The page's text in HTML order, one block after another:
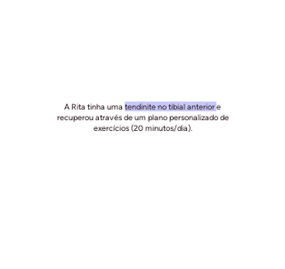
A Rita tinha umatendinite no tibial anteriore
recuperou através de um plano personalizado de
exercícios (20 minutos/dia).